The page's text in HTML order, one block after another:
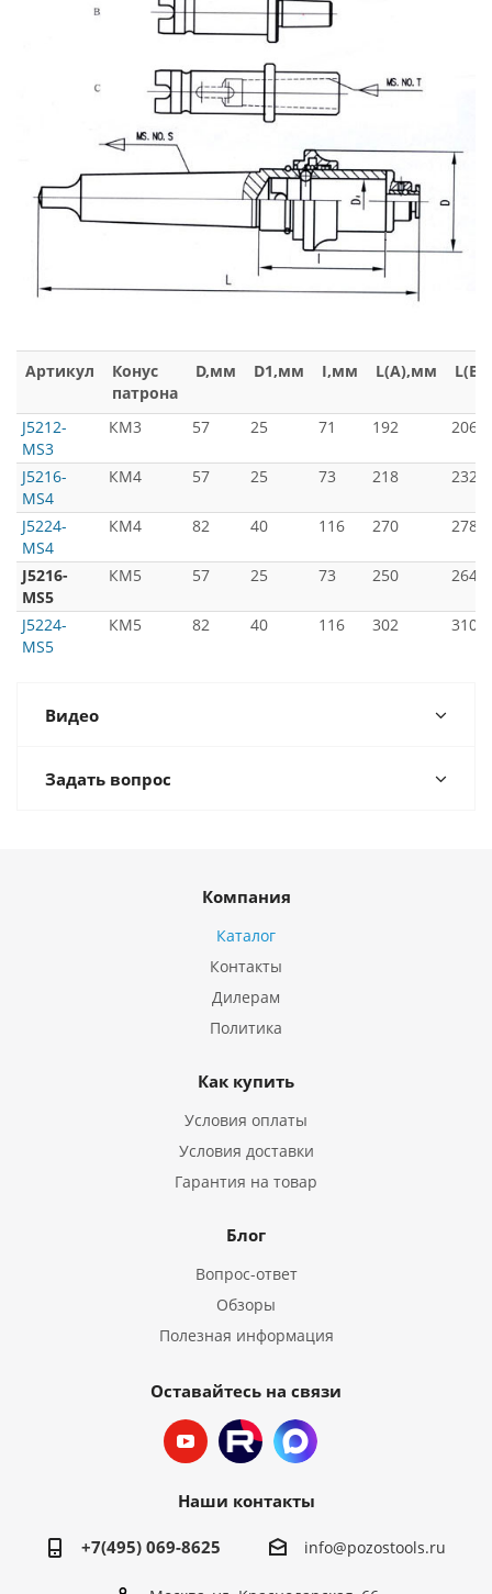
Артикул
Конус
патрона
D,мм D1,мм I,мм L(A),мм
J5212-
MS3
КМ3 57 25 71 192 206
J5216-
MS4
КМ4 57 25 73 218 232
J5224-
MS4
КМ4 82 40 116 270 278
J5216-
MS5
КМ5 57 25 73 250 264
J5224-
MS5
КМ5 82 40 116 302 310
Видео
Задать вопрос
Компания
Каталог
Контакты
Дилерам
Политика
Как купить
Условия оплаты
Условия доставки
Гарантия на товар
Блог
Вопрос-ответ
Обзоры
Полезная информация
Оставайтесь на связи
Наши контакты
+7(495) 069-8625 info@pozostools.ru